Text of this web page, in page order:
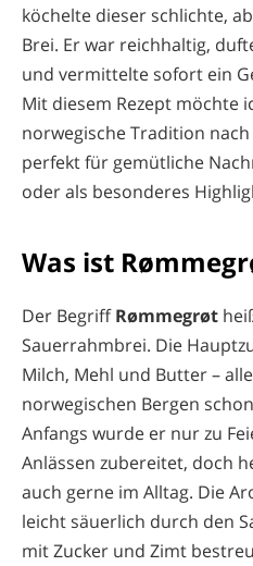
köchelte dieser schlichte,
Brei. Er war reichhaltig,
und vermittelte sofort ein
Mit diesem Rezept möchte
norwegische Tradition
perfekt für gemütliche
oder als besonderes
Was ist
Der BegriffRømmegrøt
Sauerrahmbrei. Die
Milch, Mehl und Butter –
norwegischen Bergen
Anfangs wurde er nur zu
Anlässen zubereitet, doch
auch gerne im Alltag. Die
leicht säuerlich durch den
mit Zucker und Zimt